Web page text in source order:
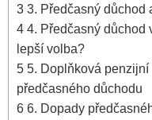
3 3. Předčasný důchod
4 4. Předčasný důchod
lepší volba?
5 5. Doplňková
předčasného důchodu
6 6. Dopady